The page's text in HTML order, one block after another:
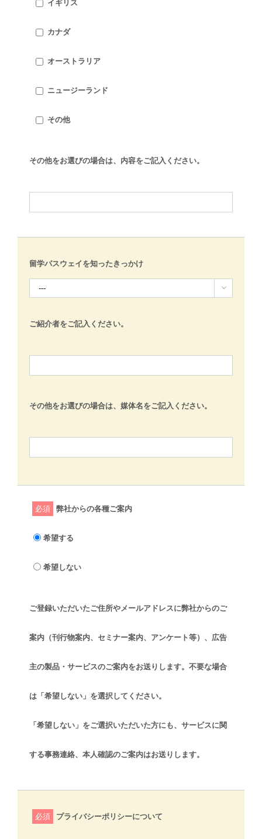
イギリス
カナダ
オーストラリア
ニュージーランド
その他
その他をお選びの場合は、内容をご記入ください。
留学パスウェイを知ったきっかけ

ご紹介者をご記入ください。
その他をお選びの場合は、媒体名をご記入ください。
必須 弊社からの各種ご案内
希望する
希望しない
ご登録いただいたご住所やメールアドレスに弊社からのご
案内（刊行物案内、セミナー案内、アンケート等）、広告
主の製品・サービスのご案内をお送りします。不要な場合
は「希望しない」を選択してください。
「希望しない」をご選択いただいた方にも、サービスに関
する事務連絡、本人確認のご案内はお送りします。
必須 プライバシーポリシーについて